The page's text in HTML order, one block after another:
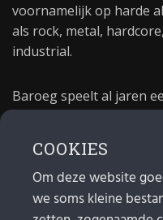
voornamelijk op harde
als rock, metal,
industrial.
Baroeg speelt al jaren
poppodium 40 jaar.
MAIL
COOKIES
Om deze website
we soms kleine